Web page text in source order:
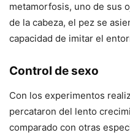
metamorfosis, uno de sus
de la cabeza, el pez se
capacidad de imitar el
Control de sexo
Con los experimentos
percataron del lento
comparado con otras